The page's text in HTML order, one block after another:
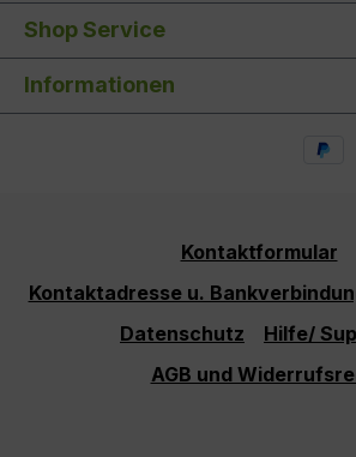
Shop Service
Informationen
Kontaktformular
Kontaktadresse u.
Datenschutz
Hilfe/
AGB und